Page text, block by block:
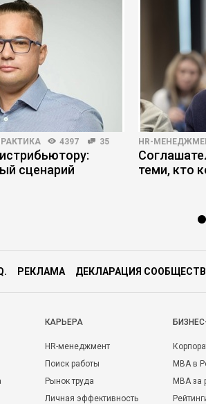
4397 35
сценарий
HR-
теми, кто
РЕКЛАМА ДЕКЛАРАЦИЯ
КАРЬЕРА
HR-менеджмент
Поиск работы
Рынок труда
Личная эффективность
MBA в
MBA